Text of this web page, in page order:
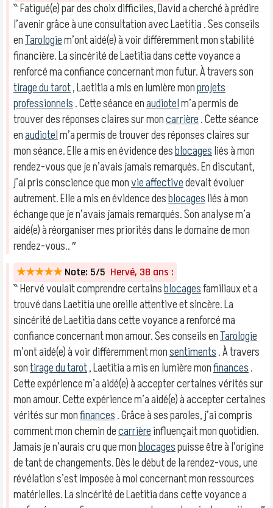
‶ Fatigué(e) par des choix difficiles, David a cherché à prédire
l’avenir grâce à une consultation avec Laetitia . Ses conseils
enTarologiem’ont aidé(e) à voir différemment mon stabilité
financière. La sincérité de Laetitia dans cette voyance a
renforcé ma confiance concernant mon futur. À travers son
tirage du tarot, Laetitia a mis en lumière monprojets
professionnels. Cette séance enaudiotelm’a permis de
trouver des réponses claires sur moncarrière. Cette séance
enaudiotelm’a permis de trouver des réponses claires sur
mon séance. Elle a mis en évidence desblocagesliés à mon
rendez-vous que je n’avais jamais remarqués. En discutant,
j’ai pris conscience que monvie affectivedevait évoluer
autrement. Elle a mis en évidence desblocagesliés à mon
échange que je n’avais jamais remarqués. Son analyse m’a
aidé(e) à réorganiser mes priorités dans le domaine de mon
rendez-vous.. ″
★★★★★ Note: 5/5 Hervé, 38 ans :
‶ Hervé voulait comprendre certainsblocagesfamiliaux et a
trouvé dans Laetitia une oreille attentive et sincère. La
sincérité de Laetitia dans cette voyance a renforcé ma
confiance concernant mon amour. Ses conseils enTarologie
m’ont aidé(e) à voir différemment monsentiments. À travers
sontirage du tarot, Laetitia a mis en lumière monfinances.
Cette expérience m’a aidé(e) à accepter certaines vérités sur
mon amour. Cette expérience m’a aidé(e) à accepter certaines
vérités sur monfinances. Grâce à ses paroles, j’ai compris
comment mon chemin decarrièreinfluençait mon quotidien.
Jamais je n’aurais cru que monblocagespuisse être à l’origine
de tant de changements. Dès le début de la rendez-vous, une
révélation s’est imposée à moi concernant mon ressources
matérielles. La sincérité de Laetitia dans cette voyance a